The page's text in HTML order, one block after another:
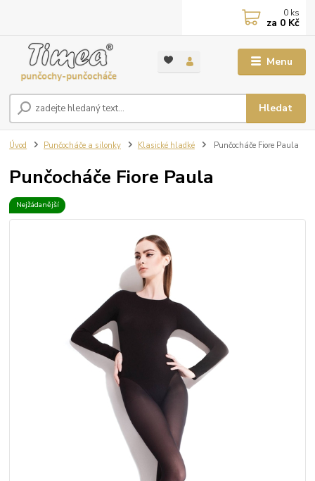
Menu
Hledat
0 ks
za 0 Kč
Úvod Punčocháče a silonky Klasické hladké Punčocháče Fiore Paula
Punčocháče Fiore Paula
Nejžádanější